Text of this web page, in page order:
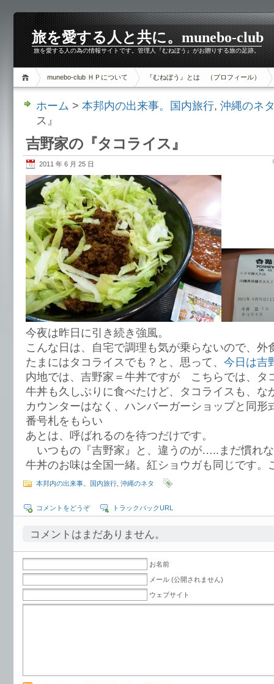
旅を愛する人と共に。munebo-club
旅を愛する人の為の情報サイトです。管理人『むねぼう』がお贈りする旅の足跡。
munebo-club ＨＰについて 『むねぼう』とは （プロフィール）
ホーム > 本邦内の出来事。国内旅行, 沖縄のネ
ス』
吉野家の『タコライス』
2011 年 6 月 25 日
今夜は昨日に引き続き強風。
こんな日は、自宅で調理も気が乗らないので、外
たまにはタコライスでも？と、思って、 今日は吉
内地では、吉野家＝牛丼ですが こちらでは、タ
牛丼も久しぶりに食べたけど、タコライスも、な
カウンターはなく、ハンバーガーショップと同形
番号札をもらい
あとは、呼ばれるのを待つだけです。
いつもの『吉野家』と、違うのが…..まだ慣れ
牛丼のお味は全国一緒。紅ショウガも同じです。
本邦内の出来事。国内旅行 沖縄のネタ
コメントをどうぞ トラックバックURL
コメントはまだありません。
お名前
メール (公開されません)
ウェブサイト